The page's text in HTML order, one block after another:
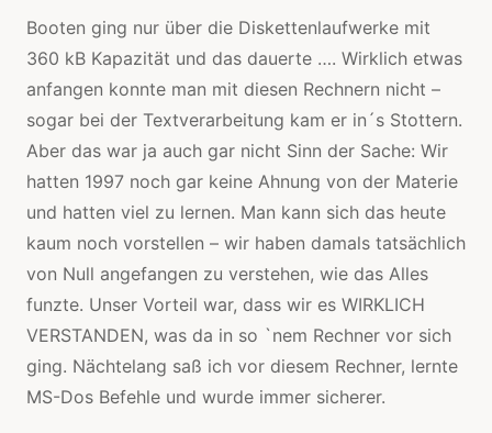
Booten ging nur über die Diskettenlaufwerke mit
360 kB Kapazität und das dauerte …. Wirklich etwas
anfangen konnte man mit diesen Rechnern nicht –
sogar bei der Textverarbeitung kam er in´s Stottern.
Aber das war ja auch gar nicht Sinn der Sache: Wir
hatten 1997 noch gar keine Ahnung von der Materie
und hatten viel zu lernen. Man kann sich das heute
kaum noch vorstellen – wir haben damals tatsächlich
von Null angefangen zu verstehen, wie das Alles
funzte. Unser Vorteil war, dass wir es WIRKLICH
VERSTANDEN, was da in so `nem Rechner vor sich
ging. Nächtelang saß ich vor diesem Rechner, lernte
MS-Dos Befehle und wurde immer sicherer.